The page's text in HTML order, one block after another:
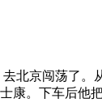
北京闯荡了
康。下车后他